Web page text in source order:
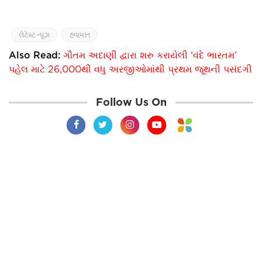
લેટેસ્ટ ન્યૂઝ હવામાન
Also Read: ગૌતમ અદાણી દ્વારા શરુ કરાયેલી ‘વંદે ભારતમ’
પહેલ માટે 26,000થી વધુ અરજીઓમાંથી પ્રથમ જૂથની પસંદગી
Follow Us On